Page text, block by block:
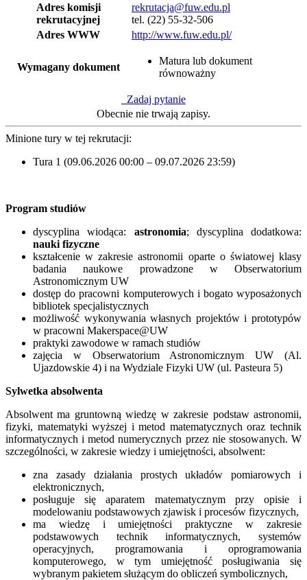
Adres komisji
rekrutacyjnej
rekrutacja@fuw.edu.pl
tel. (22) 55-32-506
Adres WWW
http://www.fuw.edu.pl/
Wymagany dokument
Matura lub dokument
równoważny
Zadaj pytanie
Obecnie nie trwają zapisy.
Minione tury w tej rekrutacji:
Tura 1 (09.06.2026 00:00 – 09.07.2026 23:59)
Program studiów
dyscyplina wiodąca: astronomia; dyscyplina dodatkowa:
nauki fizyczne
kształcenie w zakresie astronomii oparte o światowej klasy
badania naukowe prowadzone w Obserwatorium
Astronomicznym UW
dostęp do pracowni komputerowych i bogato wyposażonych
bibliotek specjalistycznych
możliwość wykonywania własnych projektów i prototypów
w pracowni Makerspace@UW
praktyki zawodowe w ramach studiów
zajęcia w Obserwatorium Astronomicznym UW (Al.
Ujazdowskie 4) i na Wydziale Fizyki UW (ul. Pasteura 5)
Sylwetka absolwenta
Absolwent ma gruntowną wiedzę w zakresie podstaw astronomii,
fizyki, matematyki wyższej i metod matematycznych oraz technik
informatycznych i metod numerycznych przez nie stosowanych. W
szczególności, w zakresie wiedzy i umiejętności, absolwent:
zna zasady działania prostych układów pomiarowych i
elektronicznych,
posługuje się aparatem matematycznym przy opisie i
modelowaniu podstawowych zjawisk i procesów fizycznych,
ma wiedzę i umiejętności praktyczne w zakresie
podstawowych technik informatycznych, systemów
operacyjnych, programowania i oprogramowania
komputerowego, w tym umiejętność posługiwania się
wybranym pakietem służącym do obliczeń symbolicznych,